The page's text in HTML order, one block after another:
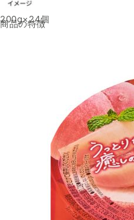
200g×24個
商品の特徴